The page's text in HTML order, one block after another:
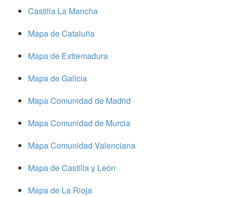
Castilla La Mancha
Mapa de Cataluña
Mapa de Extremadura
Mapa de Galicia
Mapa Comunidad de Madrid
Mapa Comunidad de Murcia
Mapa Comunidad Valenciana
Mapa de Castilla y León
Mapa de La Rioja